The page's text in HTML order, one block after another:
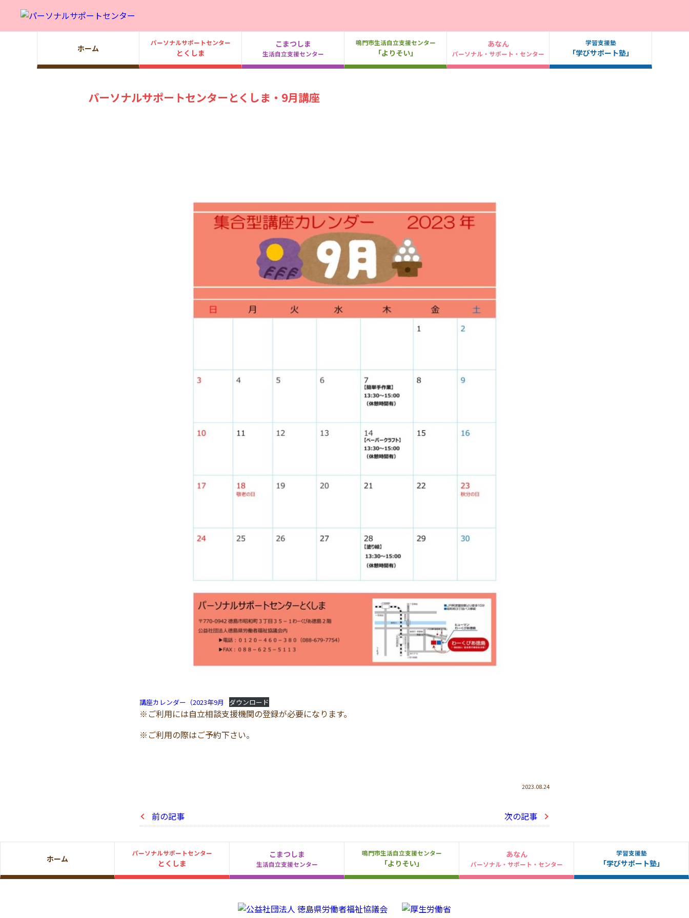
ホーム
パーソナルサポートセンター
とくしま
こまつしま
生活自立支援センター
鳴門市生活自立支援センター
「よりそい」
あなん
パーソナル・サポート・センター
学習支援塾
「学びサポート塾」
パーソナルサポートセンターとくしま・9月講座
講座カレンダー（2023年9月 ダウンロード
※ご利用には自立相談支援機関の登録が必要になります。
※ご利用の際はご予約下さい。
2023.08.24
前の記事 次の記事
ホーム
パーソナルサポートセンター
とくしま
こまつしま
生活自立支援センター
鳴門市生活自立支援センター
「よりそい」
あなん
パーソナル・サポート・センター
学習支援塾
「学びサポート塾」